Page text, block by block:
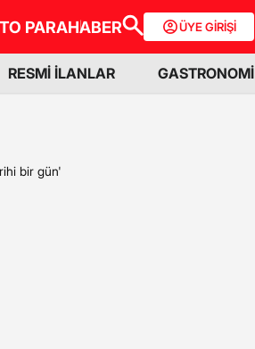
PARAHABER ÜYE GİRİŞİ
RESMİ İLANLAR GASTRONOMİ
bir gün'